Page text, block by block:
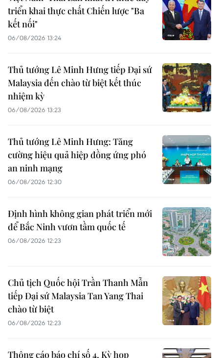
triển khai thực chất Chiến lược "Ba
kết nối"
06/08/2026 13:24
Thủ tướng Lê Minh Hưng tiếp Đại sứ
Malaysia đến chào từ biệt kết thúc
nhiệm kỳ
06/08/2026 13:23
Thủ tướng Lê Minh Hưng: Tăng
cường hiệu quả hiệp đồng ứng phó
an ninh mạng
06/08/2026 12:30
Định hình không gian phát triển mới
để Bắc Ninh vươn tầm quốc tế
06/08/2026 12:23
Chủ tịch Quốc hội Trần Thanh Mẫn
tiếp Đại sứ Malaysia Tan Yang Thai
chào từ biệt
06/08/2026 12:23
Thông cáo báo chí số 4, Kỳ họp